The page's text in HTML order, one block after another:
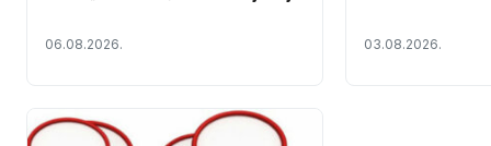
06.08.2026.
zajednica za
03.08.2026.